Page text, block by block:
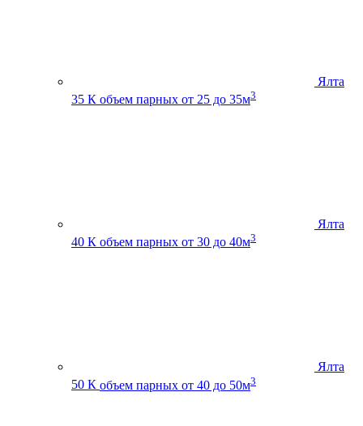
Ялта
35 К объем парных от 25 до 35м3
Ялта
40 К объем парных от 30 до 40м3
Ялта
50 К объем парных от 40 до 50м3